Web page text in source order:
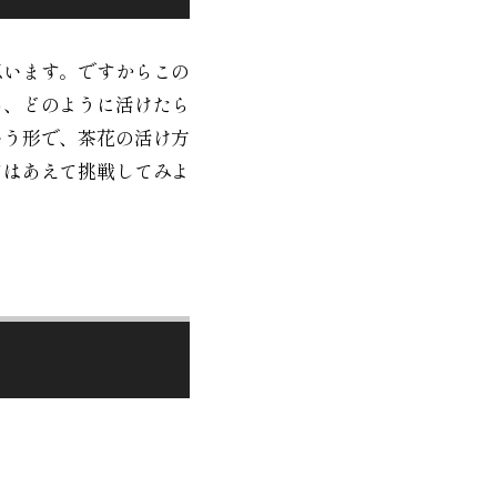
ます。ですからこの
どのように活けたら
形で、茶花の活け方
あえて挑戦してみよ